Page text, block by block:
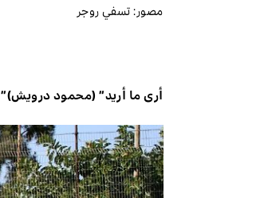
مصور:تسفي روجر
أرى ما أريد” (محمود درويش)”